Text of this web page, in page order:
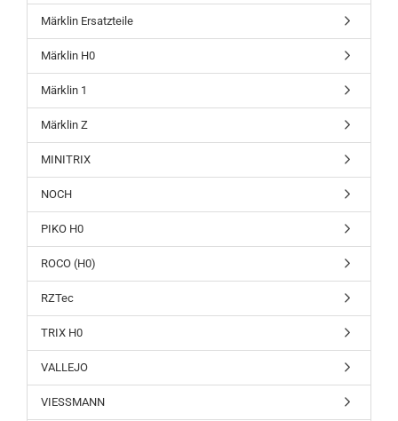
Märklin Ersatzteile
Märklin H0
Märklin 1
Märklin Z
MINITRIX
NOCH
PIKO H0
ROCO (H0)
RZTec
TRIX H0
VALLEJO
VIESSMANN